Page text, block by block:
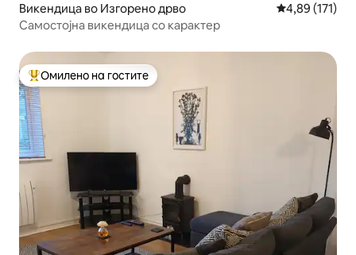
Викендица во Изгорено дрво Просечна
4,89 (171)
Самостојна викендица со карактер
Меѓу најуспешните „Омилени на гостите“
Омилено на гостите